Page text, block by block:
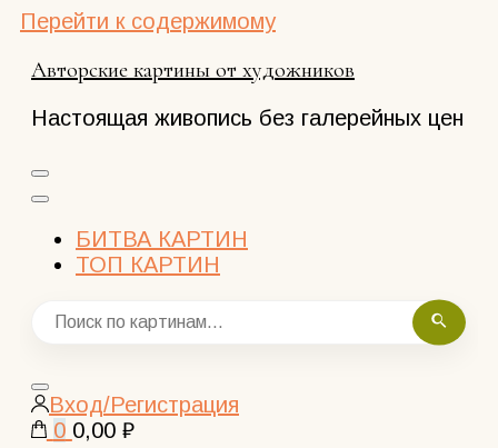
Перейти к содержимому
Авторские картины от художников
Настоящая живопись без галерейных цен
БИТВА КАРТИН
ТОП КАРТИН
Закрыть
поиск
Вход/Регистрация
0 0,00 ₽